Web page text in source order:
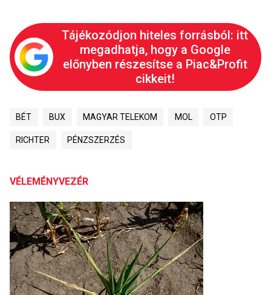
Tájékozódjon hiteles forrásból: itt
megadhatja, hogy a Google
előnyben részesítse a Piac&Profit
cikkeit!
BÉT BUX MAGYAR TELEKOM MOL OTP
RICHTER PÉNZSZERZÉS
VÉLEMÉNYVEZÉR